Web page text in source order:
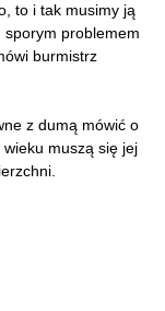
to i tak musimy ją
sporym problemem
burmistrz
z dumą mówić o
muszą się jej